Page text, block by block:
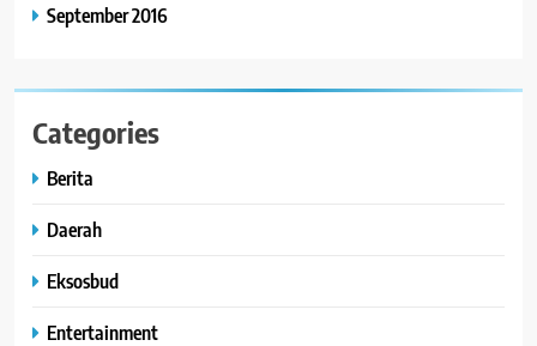
September 2016
Categories
Berita
Daerah
Eksosbud
Entertainment